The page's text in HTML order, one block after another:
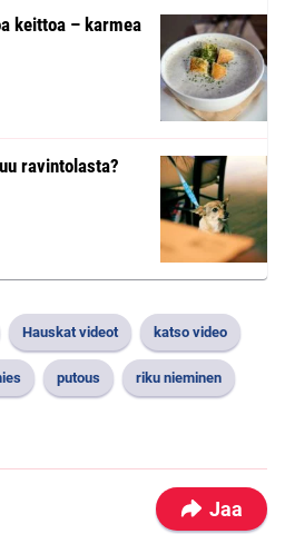
keittoa – karmea
ravintolasta?
Hauskat videot katso video
putous riku nieminen
Jaa